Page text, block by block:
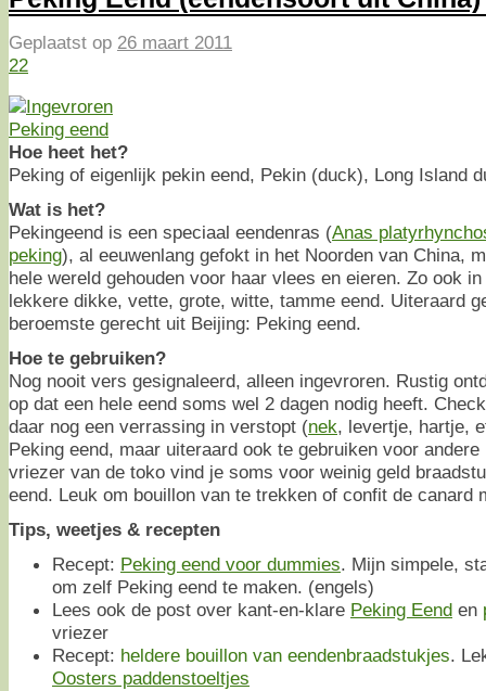
Geplaatst op 26 maart 2011
22
Hoe heet het?
Peking of eigenlijk pekin eend, Pekin (duck), Long Island
Wat is het?
Pekingeend is een speciaal eendenras (Anas
peking), al eeuwenlang gefokt in het Noorden van China,
hele wereld gehouden voor haar vlees en eieren. Zo ook
lekkere dikke, vette, grote, witte, tamme eend. Uiteraard
beroemste gerecht uit Beijing: Peking eend.
Hoe te gebruiken?
Nog nooit vers gesignaleerd, alleen ingevroren. Rustig
op dat een hele eend soms wel 2 dagen nodig heeft.
daar nog een verrassing in verstopt (nek, levertje, hartje,
Peking eend, maar uiteraard ook te gebruiken voor
vriezer van de toko vind je soms voor weinig geld
eend. Leuk om bouillon van te trekken of confit de canard
Tips, weetjes & recepten
Recept: Peking eend voor dummies. Mijn simpele,
om zelf Peking eend te maken. (engels)
Lees ook de post over kant-en-klare Peking Eend en
vriezer
Recept: heldere bouillon van eendenbraadstukjes.
Oosters paddenstoeltjes